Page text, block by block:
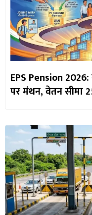
EPS Pension
पर मंथन, वेतन सीमा